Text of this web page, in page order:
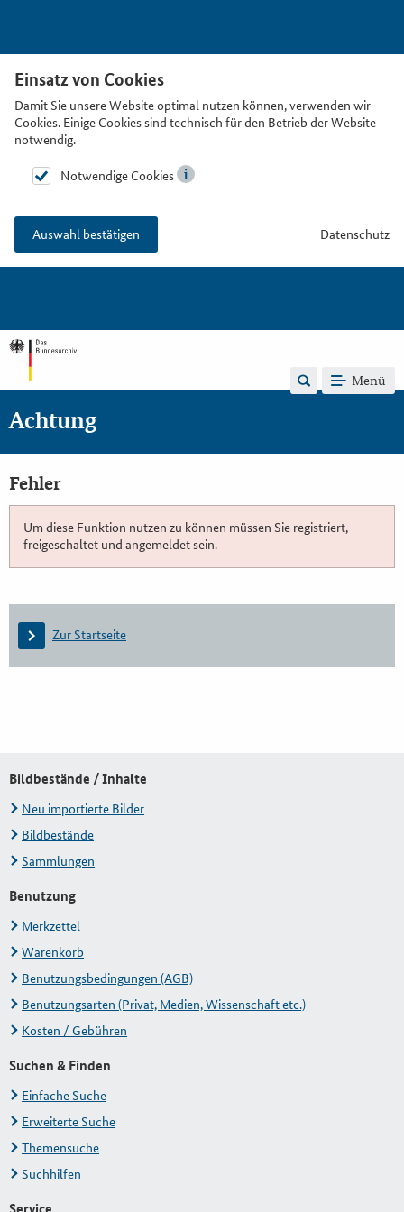
Einsatz von Cookies
Damit Sie unsere Website optimal nutzen können, verwenden wir
Cookies. Einige Cookies sind technisch für den Betrieb der Website
notwendig.
Notwendige Cookies
Auswahl bestätigen Datenschutz
Menü
Achtung
Fehler
Um diese Funktion nutzen zu können müssen Sie registriert,
freigeschaltet und angemeldet sein.
Zur Startseite
Bildbestände / Inhalte
Neu importierte Bilder
Bildbestände
Sammlungen
Benutzung
Merkzettel
Warenkorb
Benutzungsbedingungen (AGB)
Benutzungsarten (Privat, Medien, Wissenschaft etc.)
Kosten / Gebühren
Suchen & Finden
Einfache Suche
Erweiterte Suche
Themensuche
Suchhilfen